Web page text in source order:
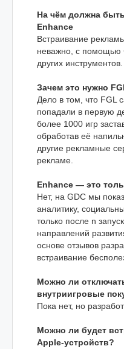
На чём должна
Enhance
Встраивание
неважно, с помощью
других инструментов.
Зачем это нужно
Дело в том, что FGL
попадали в первую
более 1000 игр
обработав её
другие рекламные
рекламе.
Enhance — это
Нет, на GDC мы
аналитику,
только после n
направлений
основе отзывов
встраивание
Можно ли
внутриигровые
Пока нет, но
Можно ли будет
Apple-устройств?